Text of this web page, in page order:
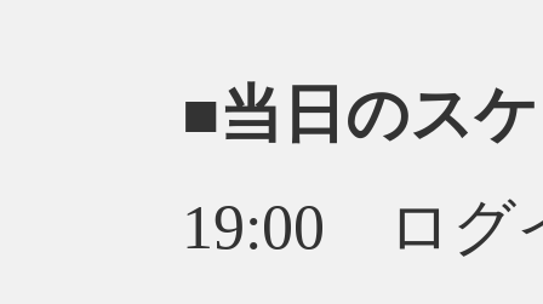
■当日のス
19:00 ログ